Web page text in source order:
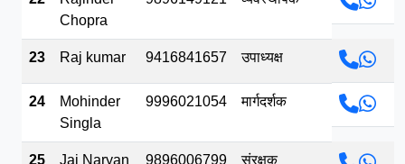
Chopra
23 Raj kumar 9416841657 उपाध्यक्ष
24
Mohinder
Singla
9996021054 मार्गदर्शक
25
Jai Naryan
9896006799 संरक्षक